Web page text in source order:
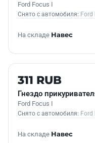
Ford Focus I
Снято с автомобиля: Ford
На складе Навес
Б/У В НАЛИЧИИ
311 RUB
Гнездо
Ford Focus I
Снято с автомобиля: Ford
На складе Навес